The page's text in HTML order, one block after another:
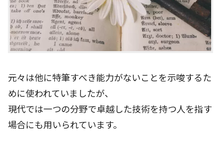
元々は他に特筆すべき能力がないことを示唆するた
めに使われていましたが、
現代では一つの分野で卓越した技術を持つ人を指す
場合にも用いられています。